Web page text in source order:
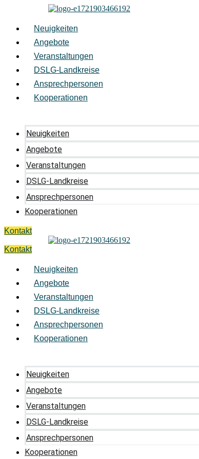
springen
Neuigkeiten
Angebote
Veranstaltungen
DSLG-Landkreise
Ansprechpersonen
Kooperationen
Neuigkeiten
Angebote
Veranstaltungen
DSLG-Landkreise
Ansprechpersonen
Kooperationen
Kontakt
Kontakt
Neuigkeiten
Angebote
Veranstaltungen
DSLG-Landkreise
Ansprechpersonen
Kooperationen
Neuigkeiten
Angebote
Veranstaltungen
DSLG-Landkreise
Ansprechpersonen
Kooperationen